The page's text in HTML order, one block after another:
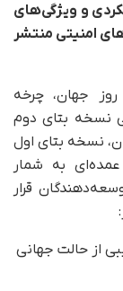
عملکردی و ویژگی‌های
امنیتی منتشر
روز جهان، چرخه
رسمی نسخه بتای دوم
نسخه بتای اول
به شمار
قرار
از حالت جهانی